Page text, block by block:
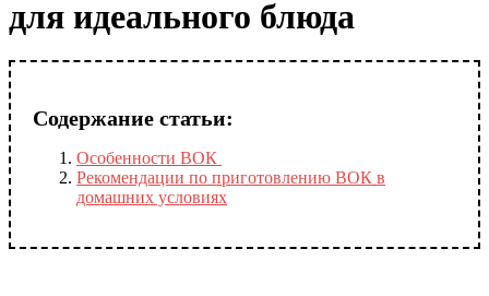
для идеального блюда
Содержание статьи:
Особенности ВОК
Рекомендации по приготовлению ВОК в
домашних условиях